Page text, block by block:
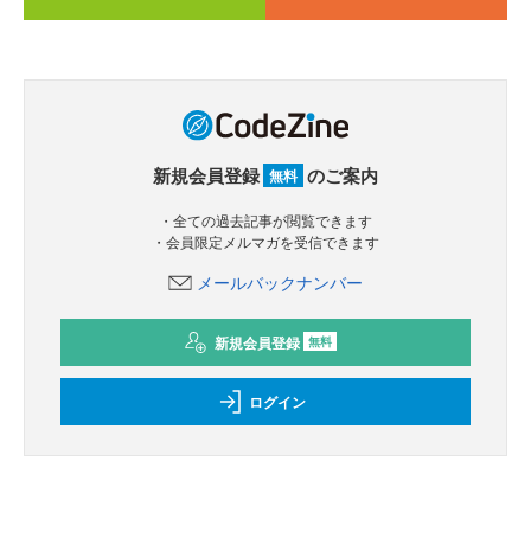
新規会員登録 無料 のご案内
・全ての過去記事が閲覧できます
・会員限定メルマガを受信できます
メールバックナンバー
新規会員登録 無料
ログイン